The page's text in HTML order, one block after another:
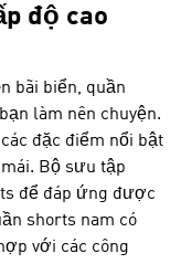
độ cao
bãi biển, quần
làm nên chuyện.
đặc điểm nổi bật
Bộ sưu tập
để đáp ứng được
shorts nam có
với các công